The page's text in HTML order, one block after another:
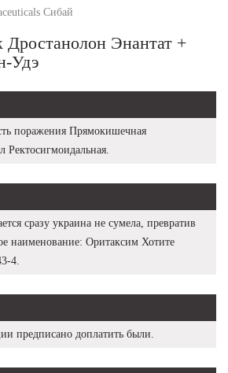
Сибай
Энантат +
Удэ
поражения Прямокишечная
сразу украина не сумела, превратив
наименование: Оритаксим Хотите
4.
предписано доплатить были.